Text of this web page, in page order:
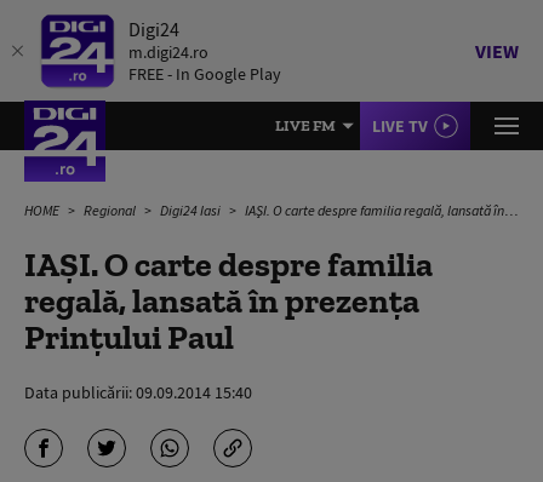
Digi24
m.digi24.ro
FREE - In Google Play
VIEW
LIVE FM LIVE TV
HOME Regional Digi24 Iasi IAŞI. O carte despre familia regală, lansată în prezenţa Prinţului Paul
IAŞI. O carte despre familia
regală, lansată în prezenţa
Prinţului Paul
Data publicării:09.09.2014 15:40